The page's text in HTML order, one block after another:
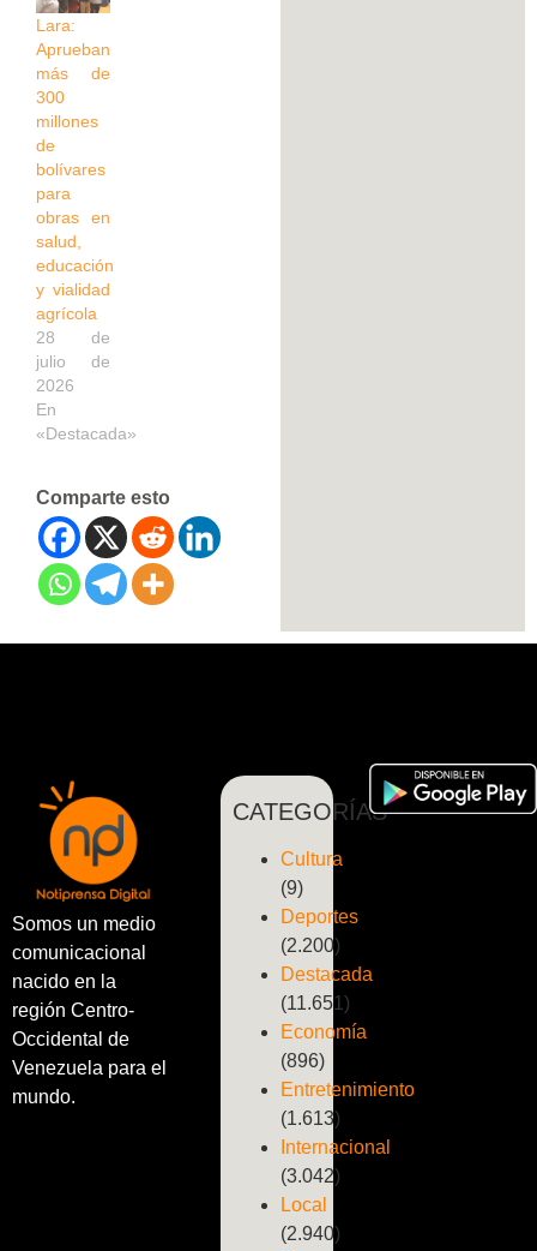
Lara:
Aprueban
más de
300
millones
de
bolívares
para
obras en
salud,
educación
y vialidad
agrícola
28 de
julio de
2026
En
«Destacada»
Comparte esto
Somos un medio
comunicacional
nacido en la
región Centro-
Occidental de
Venezuela para el
mundo.
CATEGORÍAS
Cultura
(9)
Deportes
(2.200)
Destacada
(11.651)
Economía
(896)
Entretenimiento
(1.613)
Internacional
(3.042)
Local
(2.940)